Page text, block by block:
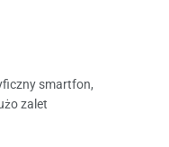
smartfon,
zalet